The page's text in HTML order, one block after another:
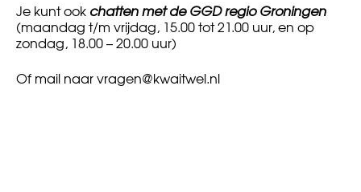
Je kunt ook chatten met de GGD regio Groningen
(maandag t/m vrijdag, 15.00 tot 21.00 uur, en op
zondag, 18.00 – 20.00 uur)
Of mail naarvragen@kwaitwel.nl